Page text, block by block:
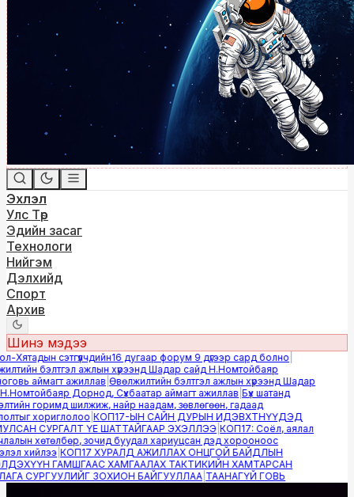
Эхлэл
Улс Төр
Эдийн засаг
Технологи
Нийгэм
Дэлхийд
Спорт
Архив
Шинэ мэдээ
сэтгүүлчдийн16 дугаар форум 9 дүгээр сард болно|
бэлтгэл ажлын хүрээнд Шадар сайд Н.Номтойбаяр
аймагт ажиллав|Өвөлжилтийн бэлтгэл ажлын хүрээнд Шадар
Дорнод, Сүхбаатар аймагт ажиллав|Бүх шатанд
горимд шилжиж, найр наадам, зөвлөгөөн, гадаад
хориглолоо|КОП17-ЫН САЙН ДУРЫН ИДЭВХТНҮҮДЭД
СУРГАЛТ ҮЕ ШАТТАЙГААР ЭХЭЛЛЭЭ|КОП17: Соёл, аялал
хөтөлбөр, зочид буудал хариуцсан дэд хорооноос
хийлээ|КОП17 ХУРАЛД АЖИЛЛАХ ОНЦГОЙ БАЙДЛЫН
ГАМШГААС ХАМГААЛАХ ТАКТИКИЙН ХАМТАРСАН
СУРГУУЛИЙГ ЗОХИОН БАЙГУУЛЛАА|ТААНАГҮЙ ГОВЬ